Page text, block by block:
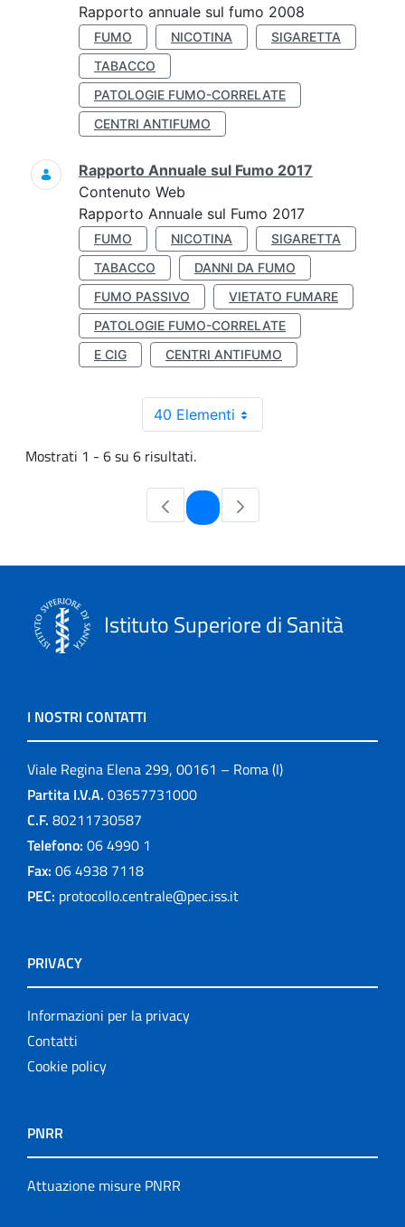
Rapporto annuale sul fumo 2008
FUMO NICOTINA
SIGARETTA
TABACCO
PATOLOGIE FUMO-CORRELATE
CENTRI ANTIFUMO
Rapporto Annuale sul Fumo 2017
Contenuto Web
Rapporto Annuale sul Fumo 2017
FUMO NICOTINA
SIGARETTA
TABACCO
DANNI DA FUMO
FUMO PASSIVO
VIETATO FUMARE
PATOLOGIE FUMO-CORRELATE
E CIG
CENTRI ANTIFUMO
40 Elementi
Mostrati 1 - 6 su 6 risultati.
Pagina
Istituto Superiore di Sanità
I NOSTRI CONTATTI
Viale Regina Elena 299, 00161 – Roma (I)
Partita I.V.A. 03657731000
C.F. 80211730587
Telefono: 06 4990 1
Fax: 06 4938 7118
PEC: protocollo.centrale@pec.iss.it
PRIVACY
Informazioni per la privacy
Contatti
Cookie policy
PNRR
Attuazione misure PNRR